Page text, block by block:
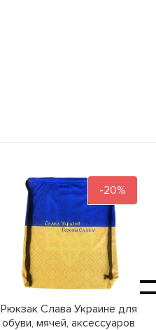
-20%
Рюкзак Слава Украине для
обуви, мячей, аксессуаров